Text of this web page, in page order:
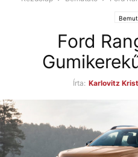
Ford
Írta: Karlovitz